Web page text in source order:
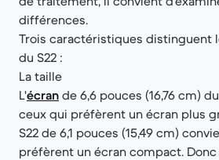
différences.
Trois caractéristiques distinguent
du S22 :
La taille
L'écran de 6,6 pouces (16,76 cm)
ceux qui préfèrent un écran plus
S22 de 6,1 pouces (15,49 cm)
préfèrent un écran compact.